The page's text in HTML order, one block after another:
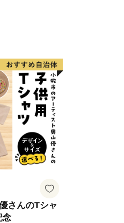
ます。
さい。
さんのTシャ
念